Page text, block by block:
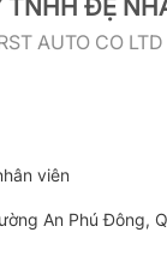
TNHH ĐỆ
AUTO CO LTD
viên
An Phú Đông,